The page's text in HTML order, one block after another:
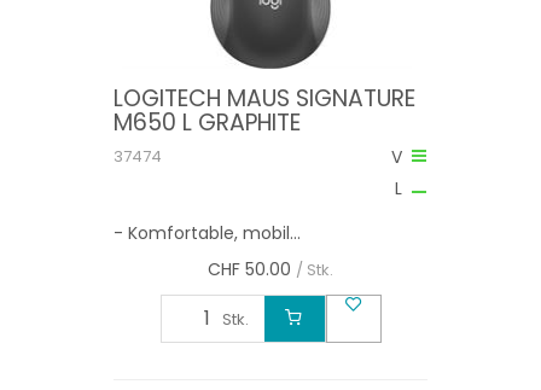
LOGITECH MAUS SIGNATURE
M650 L GRAPHITE
V
L
37474
- Komfortable, mobil...
CHF 50.00 / Stk.
Stk.